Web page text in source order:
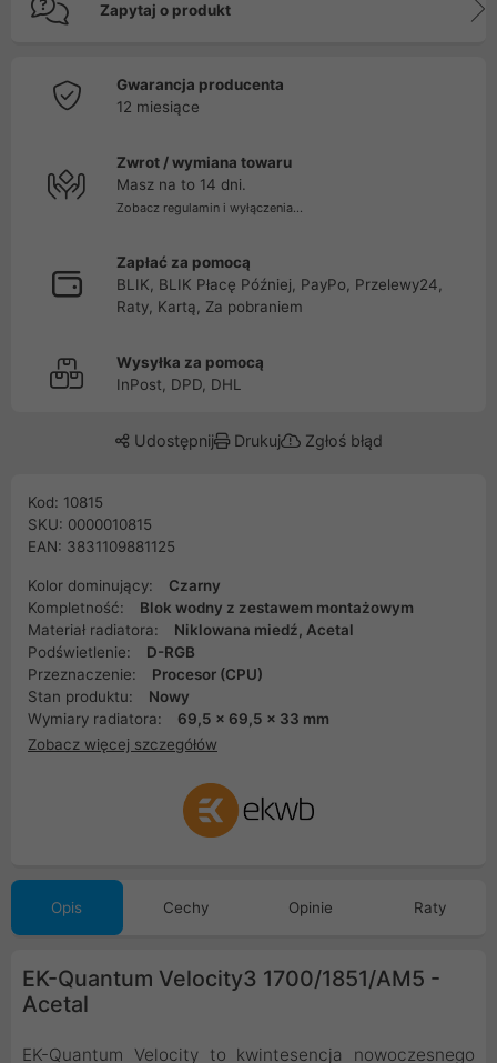
Zapytaj o produkt
Gwarancja producenta
12 miesiące
Zwrot / wymiana towaru
Masz na to 14 dni.
Zobacz regulamin i wyłączenia...
Zapłać za pomocą
BLIK, BLIK Płacę Później, PayPo, Przelewy24,
Raty, Kartą, Za pobraniem
Wysyłka za pomocą
InPost, DPD, DHL
Udostępnij Drukuj Zgłoś błąd
Kod: 10815
SKU: 0000010815
EAN: 3831109881125
Kolor dominujący:
Czarny
Kompletność:
Blok wodny z zestawem montażowym
Materiał radiatora:
Niklowana miedź, Acetal
Podświetlenie:
D-RGB
Przeznaczenie:
Procesor (CPU)
Stan produktu:
Nowy
Wymiary radiatora:
69,5 x 69,5 x 33 mm
Zobacz więcej szczegółów
Opis Cechy Opinie Raty
EK-Quantum Velocity3 1700/1851/AM5 -
Acetal
EK-Quantum Velocity to kwintesencja nowoczesnego